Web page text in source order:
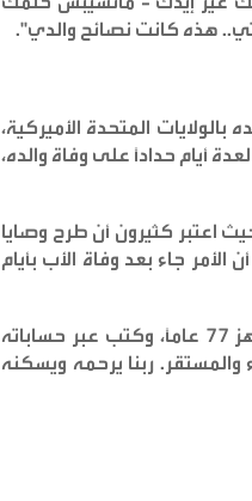
هذه كانت نصائح والدي".
المتحدة الأميركية،
أنه تم تأجيل طرحها لعدة أيام حداداً على وفاة والده،
اعتبر كثيرون أن طرح وصايا
جاء بعد وفاة الأب بأيام
وأعلن رمضان عن وفاة والده، الجمعة الماضية، بشكل مفاجئ عن عمر ناهز 77 عاماً، وكتب عبر حساباته
والمستقر. ربنا يرحمه ويسكنه